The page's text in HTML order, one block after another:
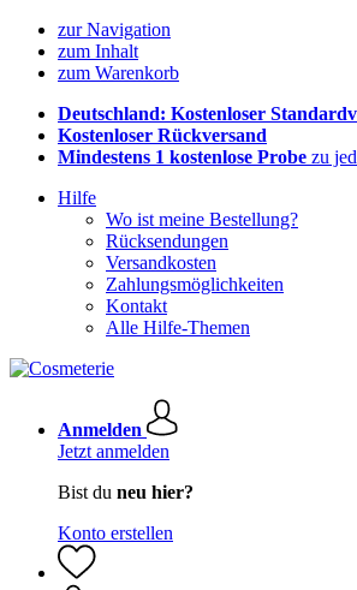
zur Navigation
zum Inhalt
zum Warenkorb
Deutschland: Kostenloser
Kostenloser Rückversand
Mindestens 1 kostenlose Probe zu
Hilfe
Wo ist meine Bestellung?
Rücksendungen
Versandkosten
Zahlungsmöglichkeiten
Kontakt
Alle Hilfe-Themen
Anmelden
Jetzt anmelden
Bist du neu hier?
Konto erstellen